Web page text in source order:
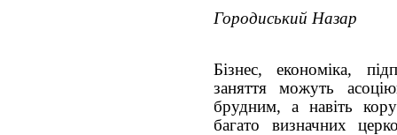
Городиський Назар
Бізнес, економіка,
заняття можуть
брудним, а навіть
багато визначних